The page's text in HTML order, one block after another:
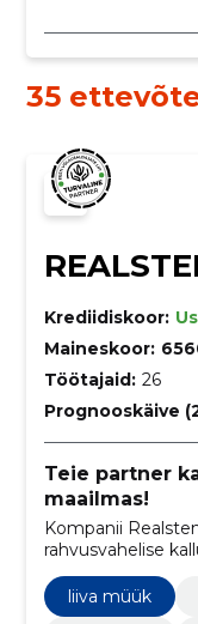
35
Krediidiskoor:
Maineskoor:
Töötajaid: 26
Prognooskäive
Teie partner
maailmas!
Kompanii
rahvusvahelise
täitematerjalide
usaldusväärseid
liiva müük